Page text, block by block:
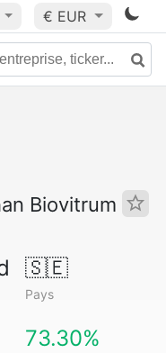
€ EUR
Biovitrum
🇸🇪
Pays
73.30%